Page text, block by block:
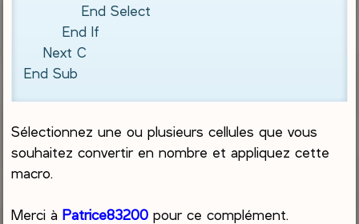
            End Select
        End If
    Next C
End Sub
Sélectionnez une ou plusieurs cellules que vous
souhaitez convertir en nombre et appliquez cette
macro.
Merci àPatrice83200 pour ce complément.